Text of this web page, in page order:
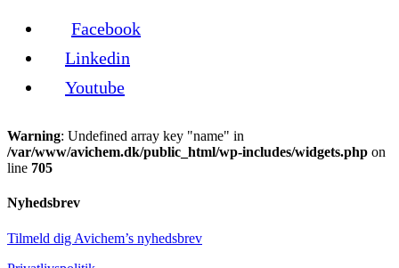
Facebook
Linkedin
Youtube
Warning: Undefined array key "name" in
/var/www/avichem.dk/public_html/wp-includes/widgets.php on
line 705
Nyhedsbrev
Tilmeld dig Avichem’s nyhedsbrev